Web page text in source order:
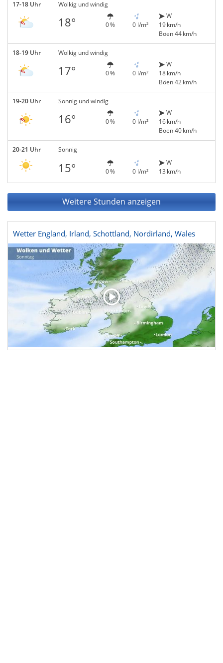
17-18 Uhr Wolkig und windig
18° 0 % 0 l/m²
W
19 km/h
Böen 44 km/h
18-19 Uhr Wolkig und windig
17° 0 % 0 l/m²
W
18 km/h
Böen 42 km/h
19-20 Uhr Sonnig und windig
16° 0 % 0 l/m²
W
16 km/h
Böen 40 km/h
20-21 Uhr Sonnig
15° 0 % 0 l/m²
W
13 km/h
Weitere Stunden anzeigen
Wetter England, Irland, Schottland, Nordirland, Wales